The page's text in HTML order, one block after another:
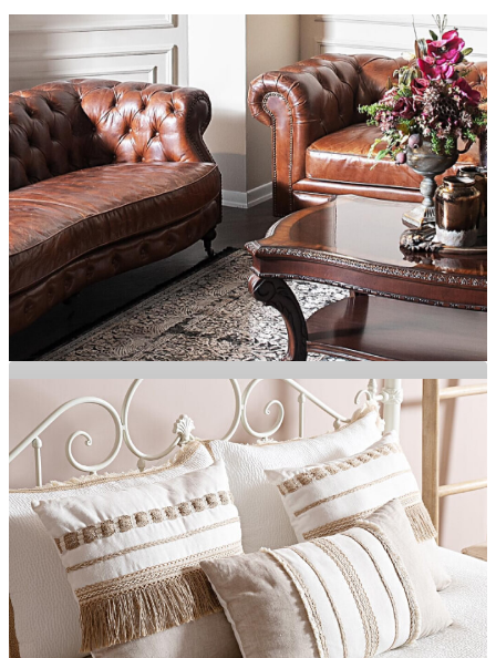
EVİNİZE ŞIKLIK KATIN
Etnik ve Klasik Mobilya Takımları
MOBİLYA